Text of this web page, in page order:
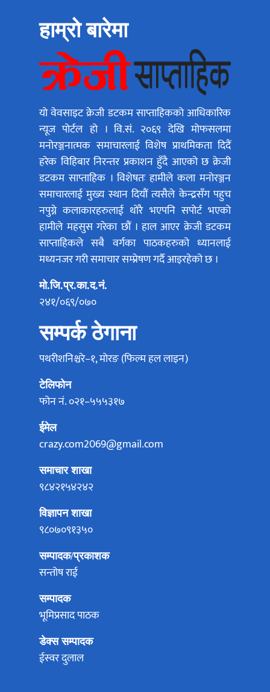
हाम्रो बारेमा
यो वेवसाइट क्रेजी डटकम साप्ताहिकको आधिकारिक
न्यूज पोर्टल हो । वि.सं. २०६९ देखि मोफसलमा
मनोरञ्जनात्मक समाचारलाई विशेष प्राथमिकता दिदैं
हरेक विहिबार निरन्तर प्रकाशन हुँदै आएको छ क्रेजी
डटकम साप्ताहिक । विशेषतः हामीले कला मनोरञ्जन
समाचारलाई मुख्य स्थान दियौं त्यसैले केन्द्रसँग पहुच
नपुग्ने कलाकारहरुलाई थोरै भएपनि सपोर्ट भएको
हामीले महसुस गरेका छौं । हाल आएर क्रेजी डटकम
साप्ताहिकले सबै वर्गका पाठकहरुको ध्यानलाई
मध्यनजर गरी समाचार सम्प्रेषण गर्दै आइरहेको छ ।
मो.जि.प्र.का.द.नं.
२४१/०६९/०७०
सम्पर्क ठेगाना
पथरीशनिश्चरे–१, मोरङ (फिल्म हल लाइन)
टेलिफोन
फोन नं. ०२१–५५५३१७
ईमेल
crazy.com2069@gmail.com
समाचार शाखा
९८४२१५४२४२
विज्ञापन शाखा
९८०७०९१३५०
सम्पादक/प्रकाशक
सन्तोष राई
सम्पादक
भूमिप्रसाद पाठक
डेक्स सम्पादक
ईस्वर दुलाल